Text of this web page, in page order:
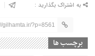
به اشتراک بگذارید :
gilhamta.ir/?p=8561
برچسب ها